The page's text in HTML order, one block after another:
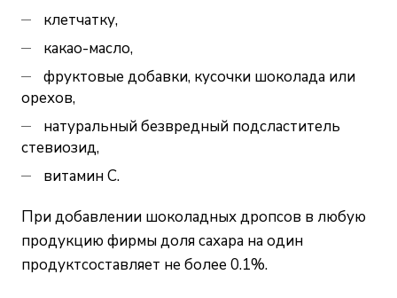
клетчатку,
какао-масло,
фруктовые добавки, кусочки шоколада или
орехов,
натуральный безвредный подсластитель
стевиозид,
витамин С.
При добавлении шоколадных дропсов в любую
продукцию фирмы доля сахара на один
продуктсоставляет не более 0.1%.